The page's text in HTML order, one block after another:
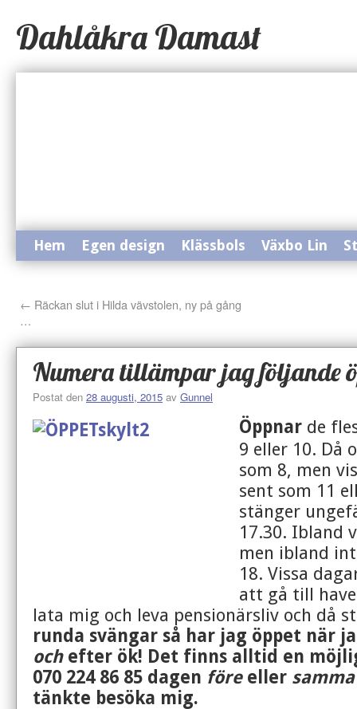
Dahlåkra Damast
Hem Egen design Klässbols Växbo Lin
← Räckan slut i Hilda vävstolen, ny på gång
…
Numera tillämpar jag följande
Postat den 28 augusti, 2015 av Gunnel
Öppnar de
9 eller 10. Då
som 8, men
sent som 11
stänger
17.30. Ibland
men ibland
18. Vissa
att gå till
lata mig och leva pensionärsliv och då
runda svängar så har jag öppet när
ochefter ök! Det finns alltid en
070 224 86 85 dagen föreeller
tänkte besöka mig.